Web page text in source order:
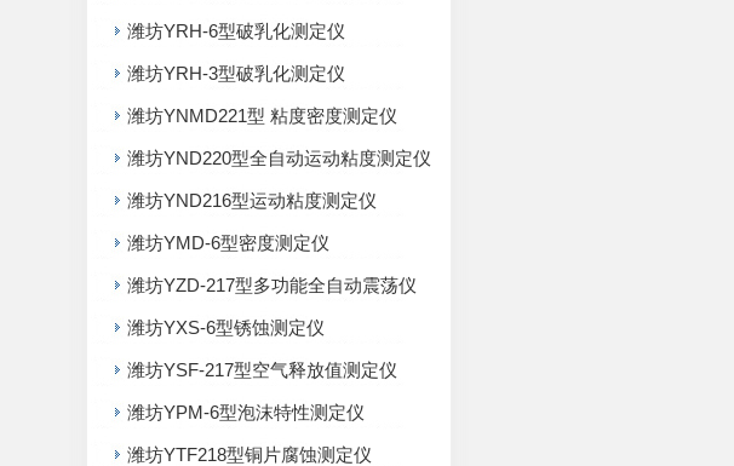
潍坊YRH-6型破乳化测定仪
潍坊YRH-3型破乳化测定仪
潍坊YNMD221型 粘度密度测定仪
潍坊YND220型全自动运动粘度测定仪
潍坊YND216型运动粘度测定仪
潍坊YMD-6型密度测定仪
潍坊YZD-217型多功能全自动震荡仪
潍坊YXS-6型锈蚀测定仪
潍坊YSF-217型空气释放值测定仪
潍坊YPM-6型泡沫特性测定仪
潍坊YTF218型铜片腐蚀测定仪